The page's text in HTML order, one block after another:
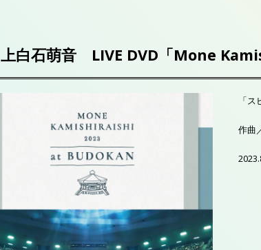
上白石萌音 LIVE DVD「Mone
「ス
作曲